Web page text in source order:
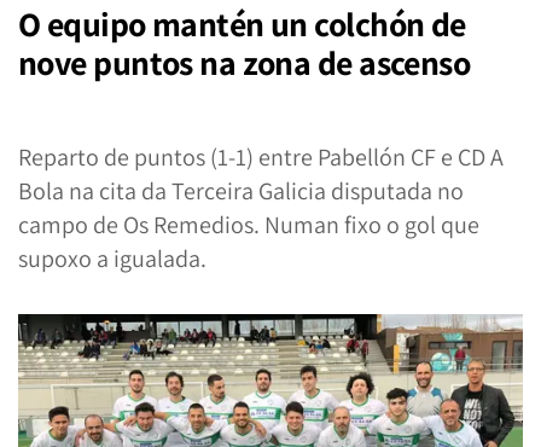
O equipo mantén un colchón de
nove puntos na zona de ascenso
Reparto de puntos (1-1) entre Pabellón CF e CD A
Bola na cita da Terceira Galicia disputada no
campo de Os Remedios. Numan fixo o gol que
supoxo a igualada.